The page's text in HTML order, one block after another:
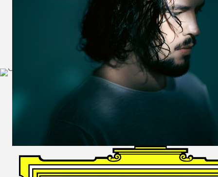
OP. 24
SECHS
MONOLOGE
AUS
JEDERMANN
GESÄNGE
Andrè Schuen,